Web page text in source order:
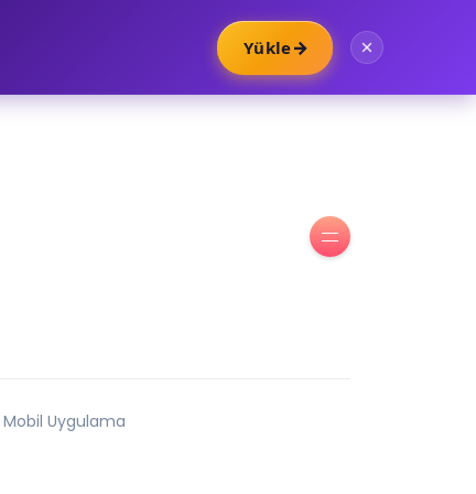
Yükle→
Mobil Uygulama